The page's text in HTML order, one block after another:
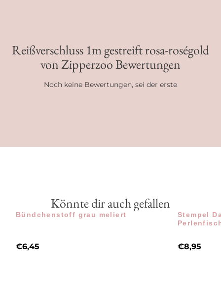
Reißverschluss 1m gestreift rosa-roségold
von Zipperzoo Bewertungen
Noch keine Bewertungen, sei der erste
Könnte dir auch gefallen
Bündchenstoff grau meliert
€6,45
Stempel
€8,95